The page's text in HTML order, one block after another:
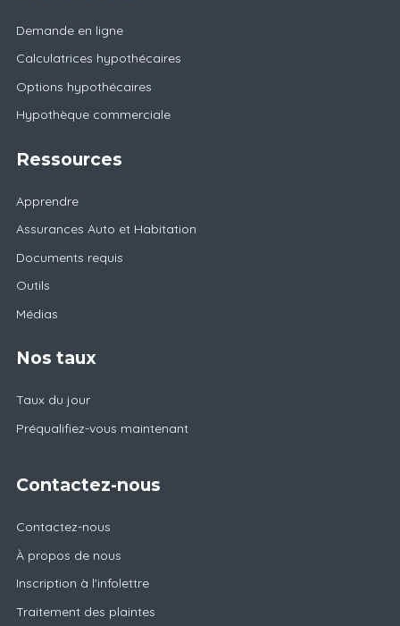
Demande en ligne
Calculatrices hypothécaires
Options hypothécaires
Hypothèque commerciale
Ressources
Apprendre
Assurances Auto et Habitation
Documents requis
Outils
Médias
Nos taux
Taux du jour
Préqualifiez-vous maintenant
Contactez-nous
Contactez-nous
À propos de nous
Inscription à l'infolettre
Traitement des plaintes